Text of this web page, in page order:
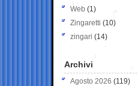
Web (1)
Zingaretti (10)
zingari (14)
Archivi
Agosto 2026 (119)